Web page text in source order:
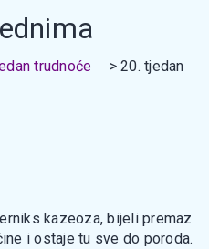
trudnoće
20. tjedan
kazeoza, bijeli premaz
i ostaje tu sve do poroda.